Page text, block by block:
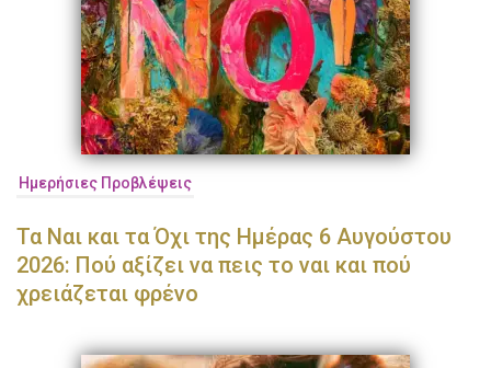
Ημερήσιες Προβλέψεις
Τα Ναι και τα Όχι της Ημέρας 6 Αυγούστου
2026: Πού αξίζει να πεις το ναι και πού
χρειάζεται φρένο